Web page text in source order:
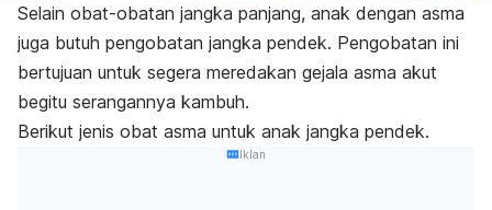
Selain obat-obatan jangka panjang, anak dengan asma
juga butuh pengobatan jangka pendek. Pengobatan ini
bertujuan untuk segera meredakan gejala asma akut
begitu serangannya kambuh.
Berikut jenis obat asma untuk anak jangka pendek.
Iklan